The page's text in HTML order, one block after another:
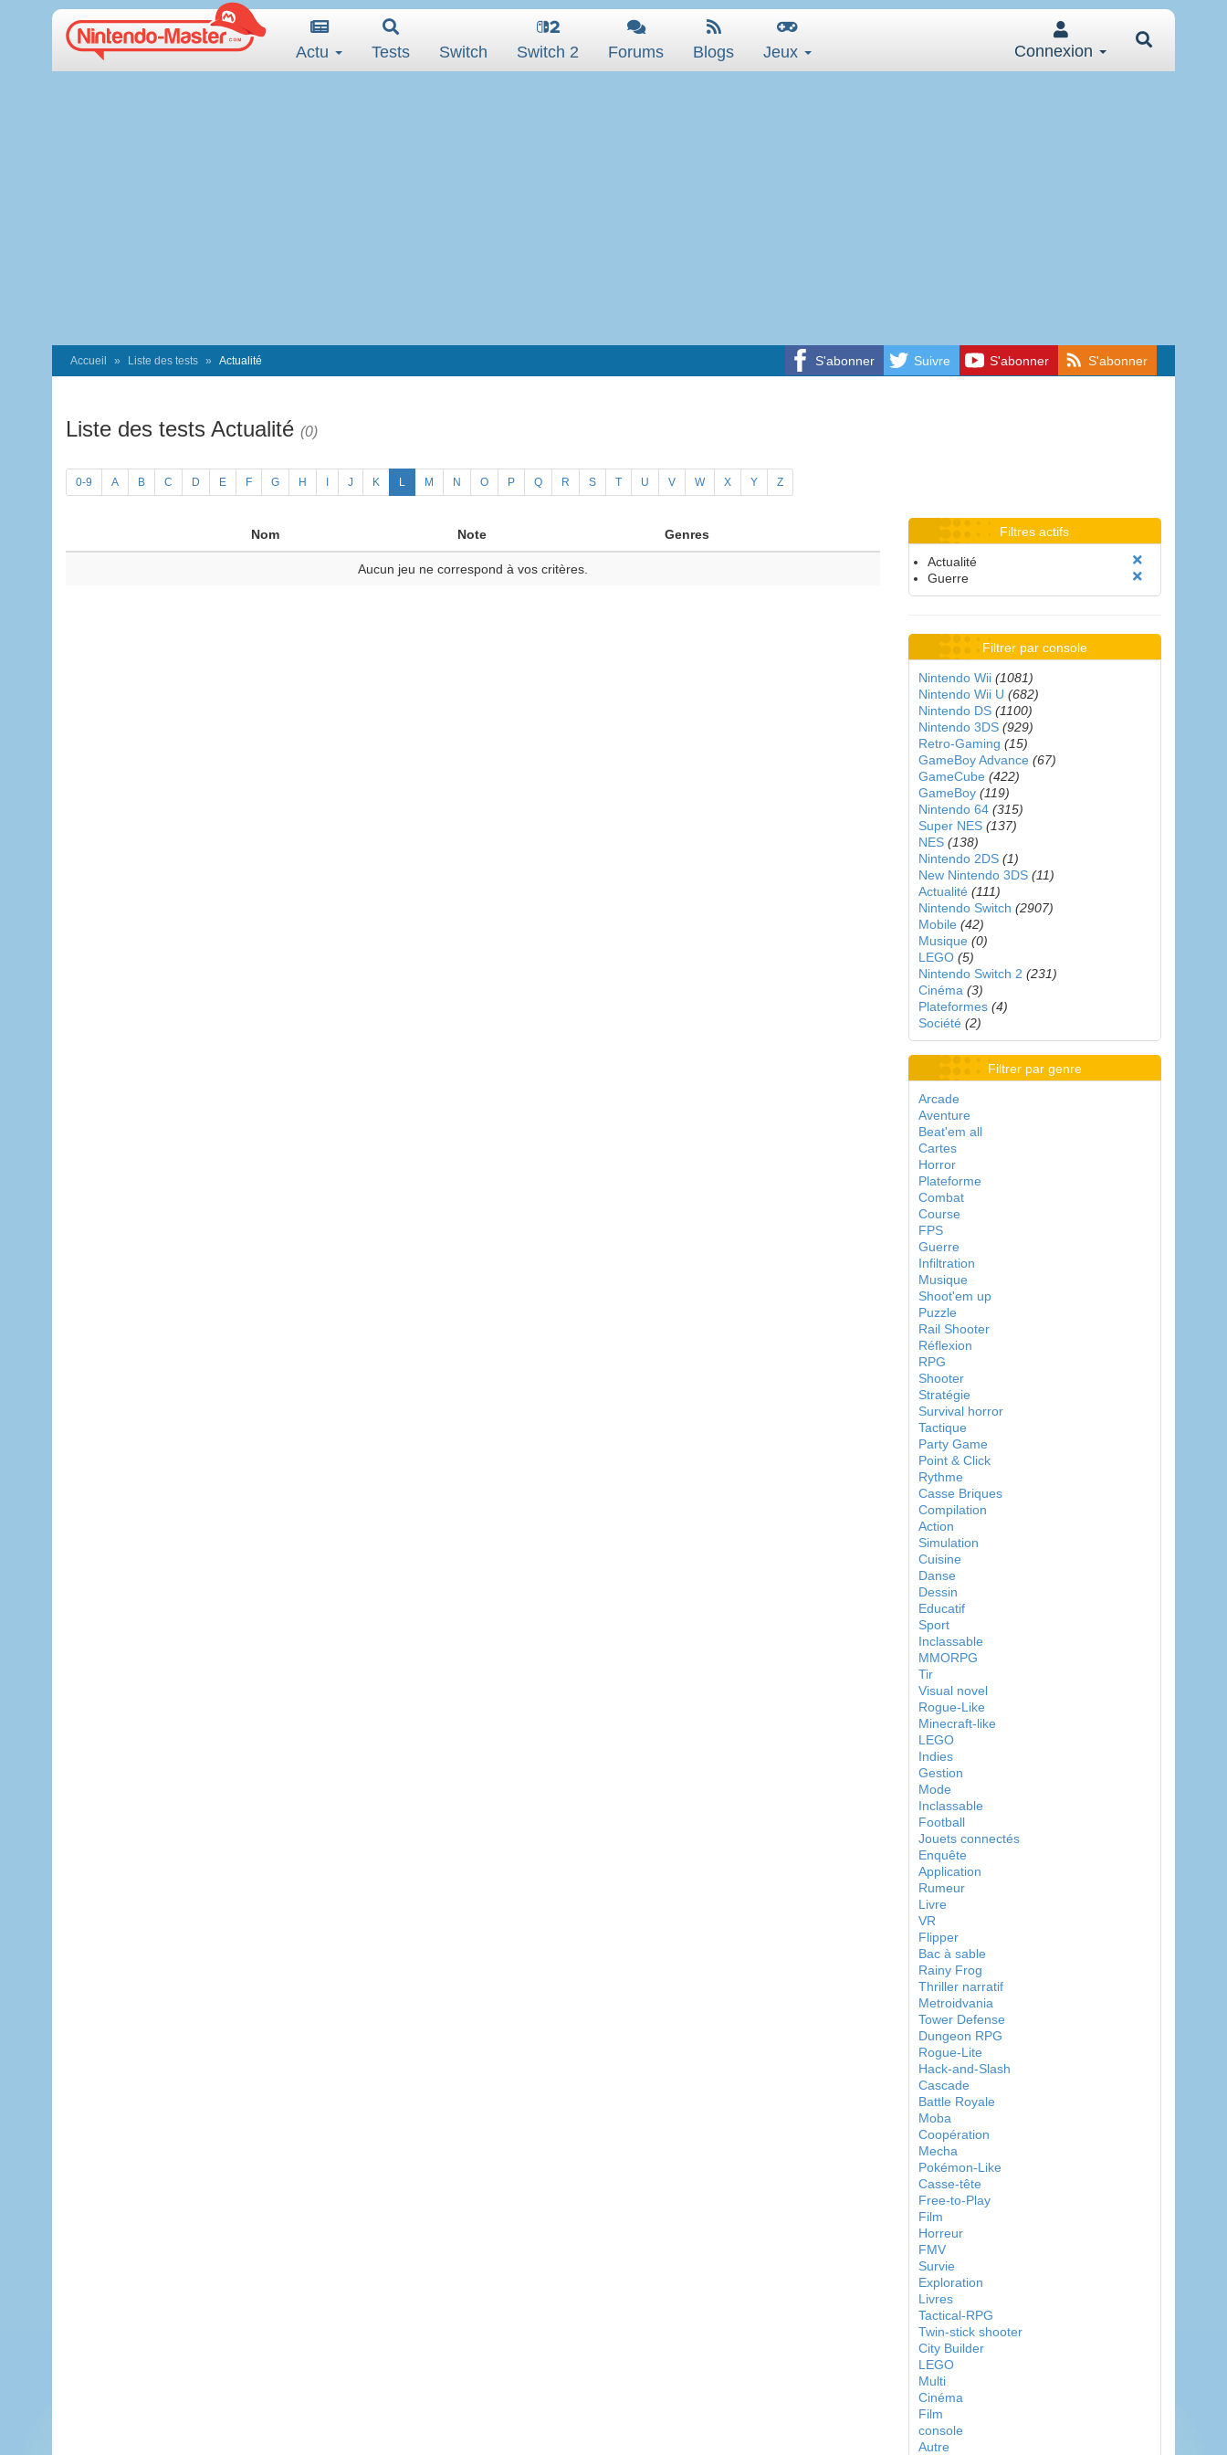
Actu Tests Switch Switch 2 Forums Blogs Jeux Connexion
S'abonner Suivre S'abonner S'abonner
Accueil Liste des tests Actualité
Liste des tests Actualité (0)
0-9 A B C D E F G H J K L M N O P Q R S T U V W X Y Z
Nom Note Genres
Aucun jeu ne correspond à vos critères.
Filtres actifs
Actualité
Guerre
Filtrer par console
Nintendo Wii (1081)
Nintendo Wii U (682)
Nintendo DS (1100)
Nintendo 3DS (929)
Retro-Gaming (15)
GameBoy Advance (67)
GameCube (422)
GameBoy (119)
Nintendo 64 (315)
Super NES (137)
NES (138)
Nintendo 2DS (1)
New Nintendo 3DS (11)
Actualité (111)
Nintendo Switch (2907)
Mobile (42)
Musique (0)
LEGO (5)
Nintendo Switch 2 (231)
Cinéma (3)
Plateformes (4)
Société (2)
Filtrer par genre
Arcade
Aventure
Beat'em all
Cartes
Horror
Plateforme
Combat
Course
FPS
Guerre
Infiltration
Musique
Shoot'em up
Puzzle
Rail Shooter
Réflexion
RPG
Shooter
Stratégie
Survival horror
Tactique
Party Game
Point & Click
Rythme
Casse Briques
Compilation
Action
Simulation
Cuisine
Danse
Dessin
Educatif
Sport
Inclassable
MMORPG
Tir
Visual novel
Rogue-Like
Minecraft-like
LEGO
Indies
Gestion
Mode
Inclassable
Football
Jouets connectés
Enquête
Application
Rumeur
Livre
VR
Flipper
Bac à sable
Rainy Frog
Thriller narratif
Metroidvania
Tower Defense
Dungeon RPG
Rogue-Lite
Hack-and-Slash
Cascade
Battle Royale
Moba
Coopération
Mecha
Pokémon-Like
Casse-tête
Free-to-Play
Film
Horreur
FMV
Survie
Exploration
Livres
Tactical-RPG
Twin-stick shooter
City Builder
LEGO
Multi
Cinéma
Film
console
Autre